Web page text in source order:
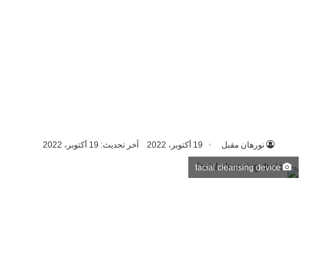
نورهان مقبل 19 أكتوبر، 2022 آخر تحديث: 19 أكتوبر، 2022
facial cleansing device